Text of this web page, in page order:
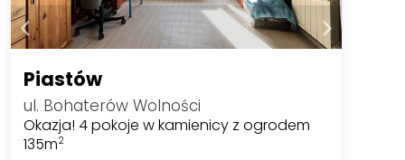
Piastów
ul. Bohaterów Wolności
Okazja! 4 pokoje w kamienicy z ogrodem
135m2